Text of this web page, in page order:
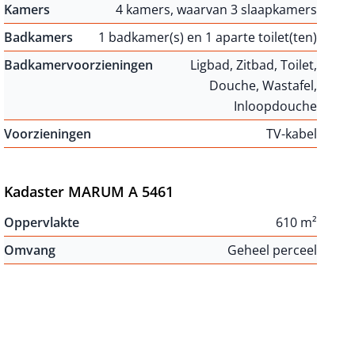
Kamers
4 kamers, waarvan 3 slaapkamers
Badkamers
1 badkamer(s) en 1 aparte toilet(ten)
Badkamervoorzieningen
Ligbad, Zitbad, Toilet,
Douche, Wastafel,
Inloopdouche
Voorzieningen
TV-kabel
Kadaster MARUM A 5461
Oppervlakte
610 m²
Omvang
Geheel perceel